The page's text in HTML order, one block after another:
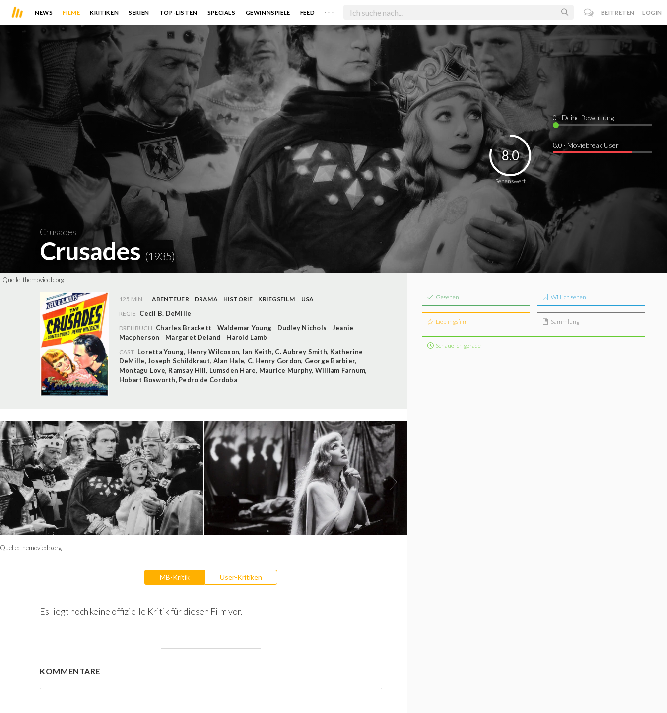
NEWS FILME KRITIKEN SERIEN TOP-LISTEN SPECIALS GEWINNSPIELE FEED . . . BEITRETEN LOGIN
Crusades
Crusades (1935)
Sehenswert
8.0
0· Deine Bewertung
8.0 · Moviebreak User
Quelle:themoviedb.org
125 MIN ABENTEUER DRAMA HISTORIE KRIEGSFILM
USA
REGIE Cecil B. DeMille
DREHBUCH Charles Brackett Waldemar Young Dudley Nichols
Jeanie
Macpherson
Margaret Deland Harold Lamb
CAST Loretta Young, Henry Wilcoxon, Ian Keith, C. Aubrey Smith, Katherine
DeMille,Joseph Schildkraut, Alan Hale, C. Henry Gordon, George Barbier,
Montagu Love, Ramsay Hill, Lumsden Hare, Maurice Murphy, William Farnum,
Hobart Bosworth, Pedro de Cordoba
Quelle:themoviedb.org
MB-Kritik User-Kritiken
Es liegt noch keine offizielle Kritik für diesen Film vor.
KOMMENTARE
Gesehen Will ich sehen
Lieblingsfilm Sammlung
Schaue ich gerade